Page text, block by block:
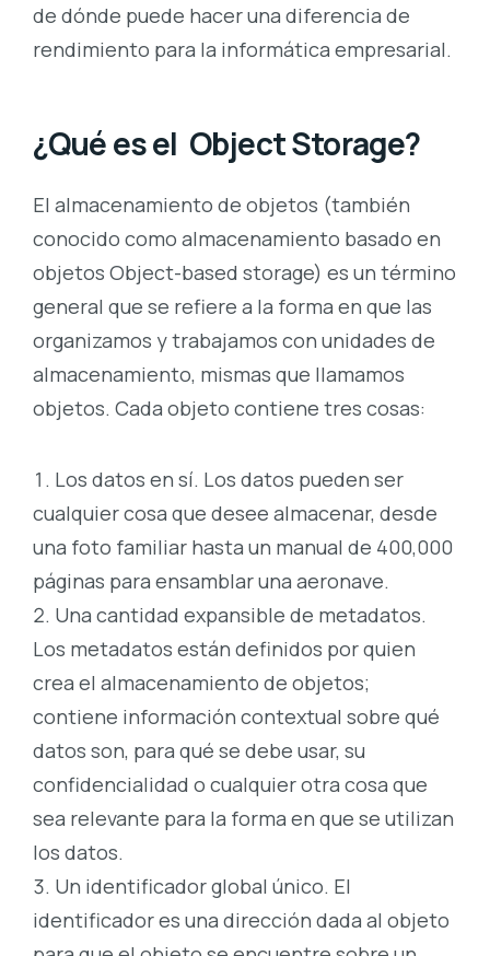
de dónde puede hacer una diferencia de
rendimiento para la informática empresarial.
¿Qué es el Object Storage?
El almacenamiento de objetos (también
conocido como almacenamiento basado en
objetos Object-based storage) es un término
general que se refiere a la forma en que las
organizamos y trabajamos con unidades de
almacenamiento, mismas que llamamos
objetos. Cada objeto contiene tres cosas:
Los datos en sí. Los datos pueden ser
cualquier cosa que desee almacenar, desde
una foto familiar hasta un manual de 400,000
páginas para ensamblar una aeronave.
Una cantidad expansible de metadatos.
Los metadatos están definidos por quien
crea el almacenamiento de objetos;
contiene información contextual sobre qué
datos son, para qué se debe usar, su
confidencialidad o cualquier otra cosa que
sea relevante para la forma en que se utilizan
los datos.
Un identificador global único. El
identificador es una dirección dada al objeto